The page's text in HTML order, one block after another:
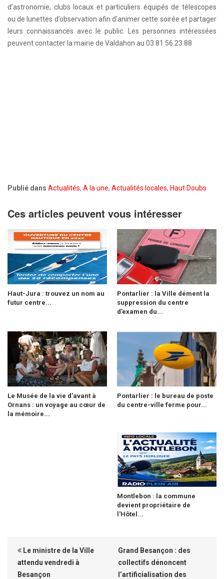
d’astronomie, clubs locaux et particuliers équipés de télescopes
ou de lunettes d’observation afin d’animer cette soirée et partager
leurs connaissances avec le public. Les personnes intéressées
peuvent contacter la mairie de Valdahon au 03.81.56.23.88
Publié dans Actualités, A la une, Actualités locales, Haut Doubs
Ces articles peuvent vous intéresser
Haut-Jura : trouvez un nom au
futur centre...
Pontarlier : la Ville dément la
suppression du centre
d’examen du...
Le Musée de la vie d'avant à
Ornans : un voyage au cœur de
la mémoire...
Pontarlier : le bureau de poste
du centre-ville ferme pour...
Montlebon : la commune
devient propriétaire de
l'Hôtel...
Le ministre de la Ville
attendu vendredi à
Besançon
Grand Besançon : des
collectifs dénoncent
l’artificialisation des